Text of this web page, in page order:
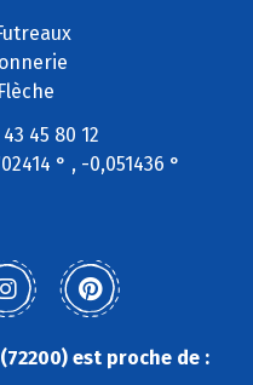
45 80 12
° , -0,051436 °
est proche de :